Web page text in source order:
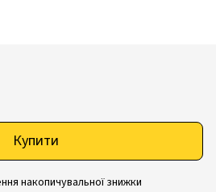
Купити
накопичувальної знижки